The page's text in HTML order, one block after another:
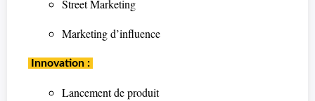
Street Marketing
Marketing d’influence
Innovation :
Lancement de produit